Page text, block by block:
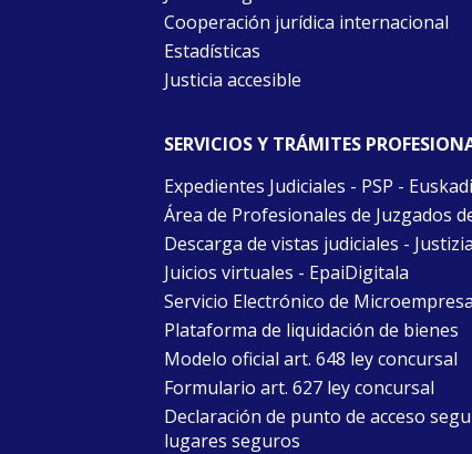
Cooperación jurídica internacional
Estadísticas
Justicia accesible
SERVICIOS Y TRÁMITES
Expedientes Judiciales - PSP - Euskadi
Área de Profesionales de Juzgados
Descarga de vistas judiciales -
Juicios virtuales - EpaiDigitala
Servicio Electrónico de
Plataforma de liquidación de bienes
Modelo oficial art. 648 ley concursal
Formulario art. 627 ley concursal
Declaración de punto de acceso
lugares seguros